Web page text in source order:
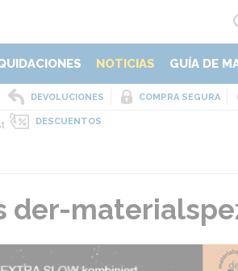
NOTICIAS GUÍA DE
DEVOLUCIONES COMPRA SEGURA
DESCUENTOS
der-